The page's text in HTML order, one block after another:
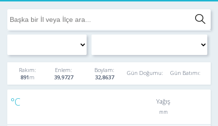
Rakım:
891
Enlem:
39,9727
Boylam:
32,8637
Gün Doğumu: Gün Batımı:
Yağış